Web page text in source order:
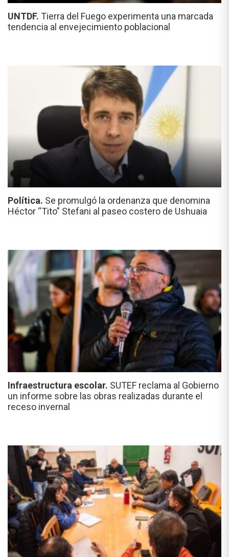
UNTDF. Tierra del Fuego experimenta una marcada
tendencia al envejecimiento poblacional
Política. Se promulgó la ordenanza que denomina
Héctor “Tito” Stefani al paseo costero de Ushuaia
Infraestructura escolar. SUTEF reclama al Gobierno
un informe sobre las obras realizadas durante el
receso invernal